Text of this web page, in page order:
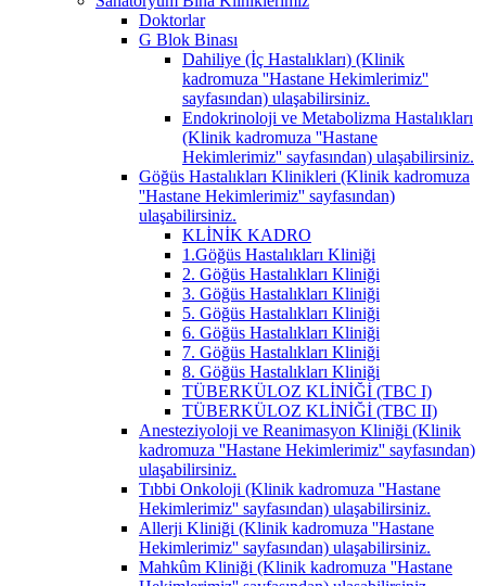
Doktorlar
G Blok Binası
Dahiliye (İç Hastalıkları) (Klinik
kadromuza ''Hastane Hekimlerimiz''
sayfasından) ulaşabilirsiniz.
Endokrinoloji ve Metabolizma Hastalıkları
(Klinik kadromuza ''Hastane
Hekimlerimiz'' sayfasından) ulaşabilirsiniz.
Göğüs Hastalıkları Klinikleri (Klinik kadromuza
''Hastane Hekimlerimiz'' sayfasından)
ulaşabilirsiniz.
KLİNİK KADRO
1.Göğüs Hastalıkları Kliniği
2. Göğüs Hastalıkları Kliniği
3. Göğüs Hastalıkları Kliniği
5. Göğüs Hastalıkları Kliniği
6. Göğüs Hastalıkları Kliniği
7. Göğüs Hastalıkları Kliniği
8. Göğüs Hastalıkları Kliniği
TÜBERKÜLOZ KLİNİĞİ (TBC I)
TÜBERKÜLOZ KLİNİĞİ (TBC II)
Anesteziyoloji ve Reanimasyon Kliniği (Klinik
kadromuza ''Hastane Hekimlerimiz'' sayfasından)
ulaşabilirsiniz.
Tıbbi Onkoloji (Klinik kadromuza ''Hastane
Hekimlerimiz'' sayfasından) ulaşabilirsiniz.
Allerji Kliniği (Klinik kadromuza ''Hastane
Hekimlerimiz'' sayfasından) ulaşabilirsiniz.
Mahkûm Kliniği (Klinik kadromuza ''Hastane